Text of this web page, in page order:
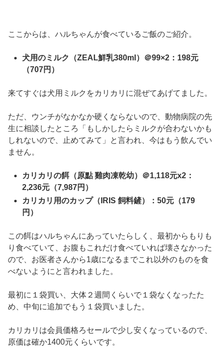
ここからは、ハルちゃんが食べているご飯のご紹介。
犬用のミルク（ZEAL鮮乳380ml）＠99×2：198元
（707円）
来てすぐは犬用ミルクをカリカリに混ぜてあげてました。
ただ、ウンチがなかなか硬くならないので、動物病院の先
生に相談したところ「もしかしたらミルクが合わないかも
しれないので、止めてみて」と言われ、今はもう飲んでい
ません。
カリカリの餌（原點 雞肉凍乾幼）＠1,118元x2：
2,236元（7,987円）
カリカリ用のカップ（IRIS 飼料鏟）：50元（179
円）
この餌はハルちゃんにあっていたらしく、最初からもりも
り食べていて、お腹もこれだけ食べていれば壊さなかった
ので、お医者さんから1歳になるまでこれ以外のものを食
べないようにと言われました。
最初に１袋買い、大体２週間くらいで１袋なくなったた
め、中旬に追加でもう１袋買いました。
カリカリは会員価格ろセールで少し安くなっているので、
原価は確か1400元くらいです。